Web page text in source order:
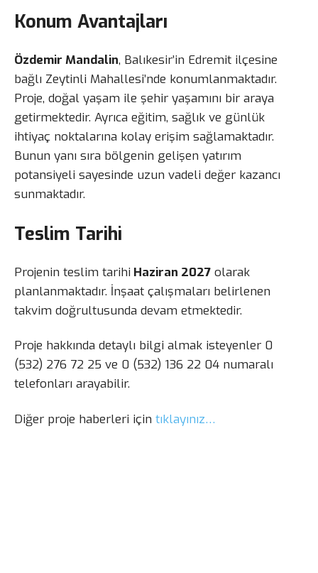
Konum Avantajları
Özdemir Mandalin, Balıkesir’in Edremit ilçesine
bağlı Zeytinli Mahallesi’nde konumlanmaktadır.
Proje, doğal yaşam ile şehir yaşamını bir araya
getirmektedir. Ayrıca eğitim, sağlık ve günlük
ihtiyaç noktalarına kolay erişim sağlamaktadır.
Bunun yanı sıra bölgenin gelişen yatırım
potansiyeli sayesinde uzun vadeli değer kazancı
sunmaktadır.
Teslim Tarihi
Projenin teslim tarihi Haziran 2027 olarak
planlanmaktadır. İnşaat çalışmaları belirlenen
takvim doğrultusunda devam etmektedir.
Proje hakkında detaylı bilgi almak isteyenler 0
(532) 276 72 25 ve 0 (532) 136 22 04 numaralı
telefonları arayabilir.
Diğer proje haberleri için tıklayınız…